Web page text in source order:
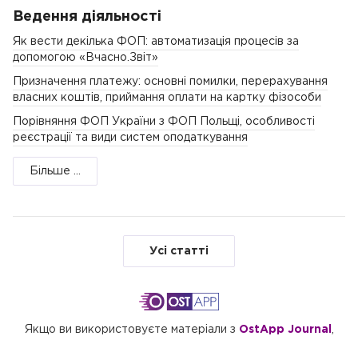
Ведення діяльності
Як вести декілька ФОП: автоматизація процесів за
допомогою «Вчасно.Звіт»
Призначення платежу: основні помилки, перерахування
власних коштів, приймання оплати на картку фізособи
Порівняння ФОП України з ФОП Польщі, особливості
реєстрації та види систем оподаткування
Більше ...
Усі статті
Якщо ви використовуєте матеріали з OstApp Journal